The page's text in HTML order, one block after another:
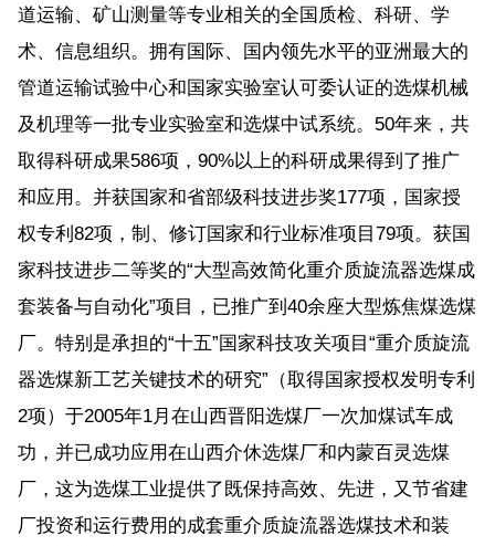
道运输、矿山测量等专业相关的全国质检、科研、学
术、信息组织。拥有国际、国内领先水平的亚洲最大的
管道运输试验中心和国家实验室认可委认证的选煤机械
及机理等一批专业实验室和选煤中试系统。50年来，共
取得科研成果586项，90%以上的科研成果得到了推广
和应用。并获国家和省部级科技进步奖177项，国家授
权专利82项，制、修订国家和行业标准项目79项。获国
家科技进步二等奖的“大型高效简化重介质旋流器选煤成
套装备与自动化”项目，已推广到40余座大型炼焦煤选煤
厂。特别是承担的“十五”国家科技攻关项目“重介质旋流
器选煤新工艺关键技术的研究”（取得国家授权发明专利
2项）于2005年1月在山西晋阳选煤厂一次加煤试车成
功，并已成功应用在山西介休选煤厂和内蒙百灵选煤
厂，这为选煤工业提供了既保持高效、先进，又节省建
厂投资和运行费用的成套重介质旋流器选煤技术和装